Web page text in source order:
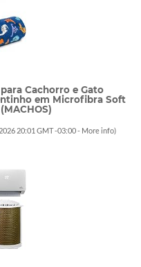
Cachorro e Gato
em Microfibra Soft
20:01 GMT -03:00 - More info)